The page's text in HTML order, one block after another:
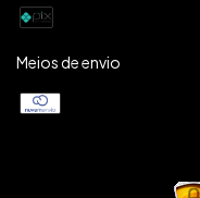
Meios de envio